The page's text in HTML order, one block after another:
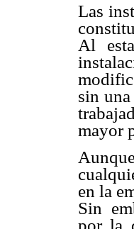
Las
Al
sin
mayor
en la
Sin
por la